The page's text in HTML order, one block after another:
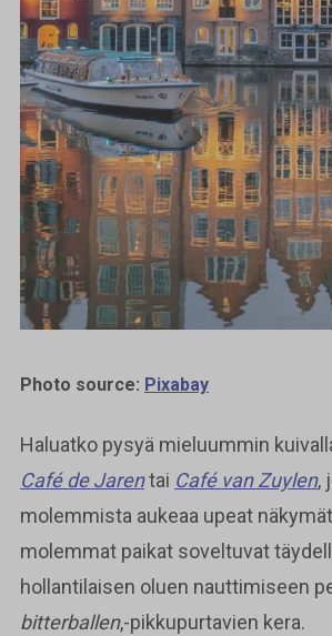
Photo source: Pixabay
Haluatko pysyä mieluummin
Café de Jarentai Café van Zuylen,
molemmista aukeaa upeat
molemmat paikat soveltuvat
hollantilaisen oluen nauttimiseen
bitterballen,-pikkupurtavien kera.